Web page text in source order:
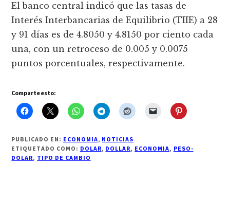
El banco central indicó que las tasas de
Interés Interbancarias de Equilibrio (TIIE) a 28
y 91 días es de 4.8050 y 4.8150 por ciento cada
una, con un retroceso de 0.005 y 0.0075
puntos porcentuales, respectivamente.
Comparte esto:
PUBLICADO EN: ECONOMIA, NOTICIAS
ETIQUETADO COMO: DOLAR, DOLLAR, ECONOMIA, PESO-
DOLAR, TIPO DE CAMBIO